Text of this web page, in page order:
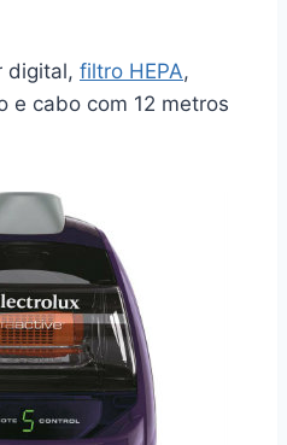
digital, filtro HEPA,
e cabo com 12 metros